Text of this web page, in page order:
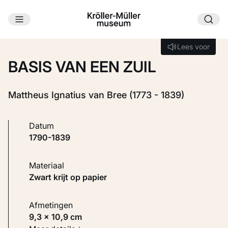
Ga naar hoofdinhoud
Lees voor
Lees voor
BASIS VAN EEN ZUIL
Mattheus Ignatius van Bree (1773 - 1839)
Datum
1790-1839
Materiaal
Zwart krijt op papier
Afmetingen
9,3 × 10,9 cm